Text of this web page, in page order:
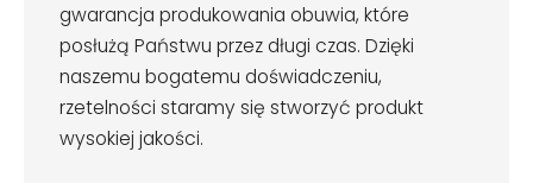
gwarancja produkowania obuwia, które
posłużą Państwu przez długi czas. Dzięki
naszemu bogatemu doświadczeniu,
rzetelności staramy się stworzyć produkt
wysokiej jakości.